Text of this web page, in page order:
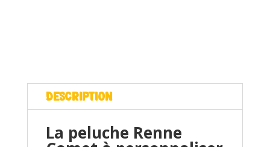
Description
La peluche Renne